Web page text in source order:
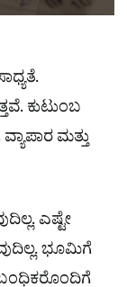
ಕುಟುಂಬ
ಮತ್ತು
ಎಷ್ಟೇ
ಭೂಮಿಗೆ